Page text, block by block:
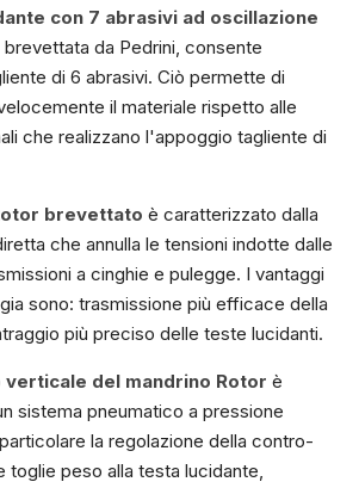
con 7 abrasivi ad oscillazione
brevettata da Pedrini, consente
di 6 abrasivi. Ciò permette di
il materiale rispetto alle
che realizzano l'appoggio tagliente di
brevettato è caratterizzato dalla
che annulla le tensioni indotte dalle
a cinghie e pulegge. I vantaggi
sono: trasmissione più efficace della
più preciso delle teste lucidanti.
verticale del mandrino Rotor è
sistema pneumatico a pressione
la regolazione della contro-
toglie peso alla testa lucidante,